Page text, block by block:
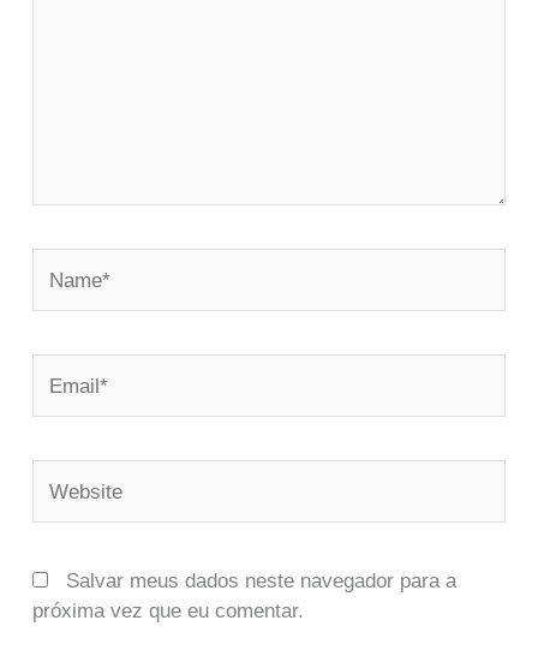
Salvar meus dados neste navegador para a
próxima vez que eu comentar.